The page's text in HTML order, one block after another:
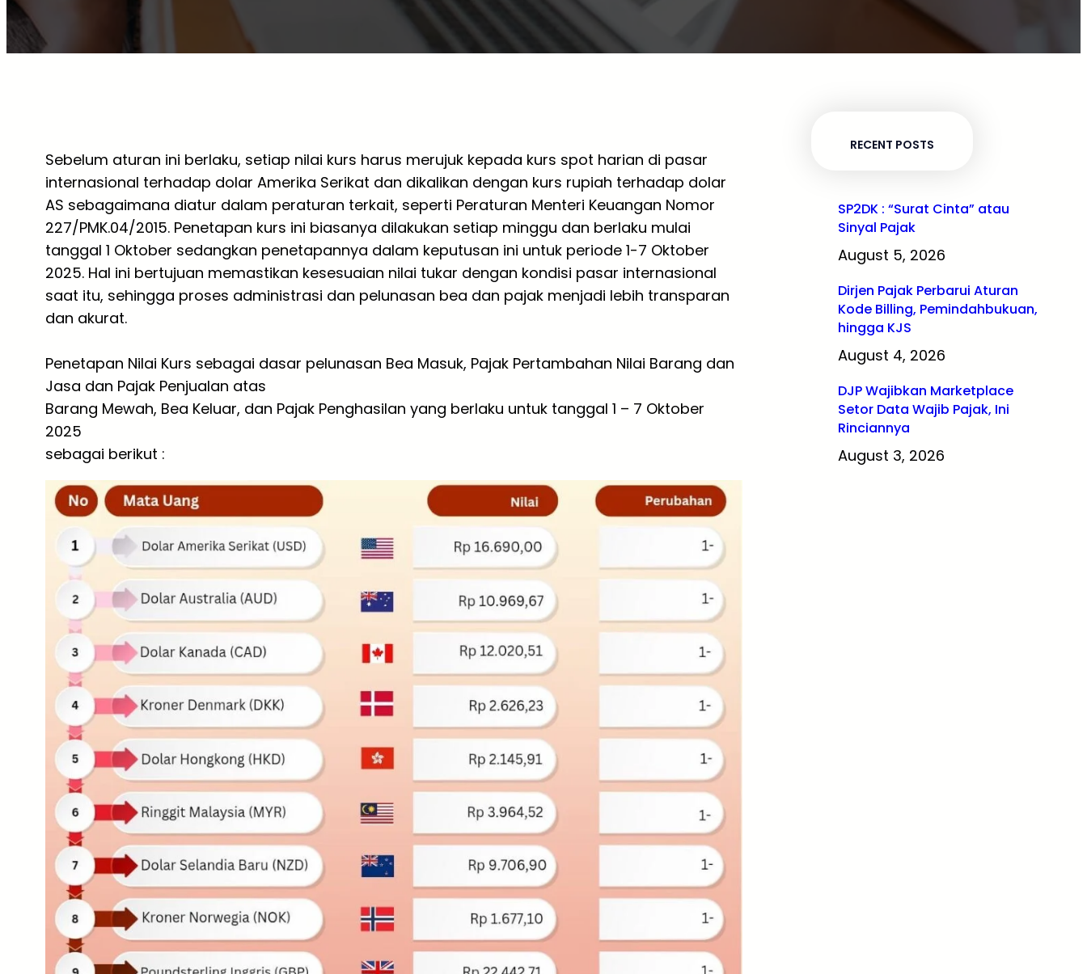
Sebelum aturan ini berlaku, setiap nilai kurs harus merujuk kepada kurs spot harian di pasar
internasional terhadap dolar Amerika Serikat dan dikalikan dengan kurs rupiah terhadap dolar
AS sebagaimana diatur dalam peraturan terkait, seperti Peraturan Menteri Keuangan Nomor
227/PMK.04/2015. Penetapan kurs ini biasanya dilakukan setiap minggu dan berlaku mulai
tanggal 1 Oktober sedangkan penetapannya dalam keputusan ini untuk periode 1-7 Oktober
2025. Hal ini bertujuan memastikan kesesuaian nilai tukar dengan kondisi pasar internasional
saat itu, sehingga proses administrasi dan pelunasan bea dan pajak menjadi lebih transparan
dan akurat.
Penetapan Nilai Kurs sebagai dasar pelunasan Bea Masuk, Pajak Pertambahan Nilai Barang dan
Jasa dan Pajak Penjualan atas
Barang Mewah, Bea Keluar, dan Pajak Penghasilan yang berlaku untuk tanggal 1 – 7 Oktober
2025
sebagai berikut :
RECENT POSTS
SP2DK : “Surat Cinta” atau
Sinyal Pajak
August 5, 2026
Dirjen Pajak Perbarui Aturan
Kode Billing, Pemindahbukuan,
hingga KJS
August 4, 2026
DJP Wajibkan Marketplace
Setor Data Wajib Pajak, Ini
Rinciannya
August 3, 2026